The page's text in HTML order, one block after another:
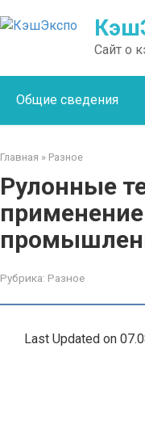
Сайт о
Общие сведения
Главная » Разное
Рулонные
Рубрика: Разное
Last Updated on